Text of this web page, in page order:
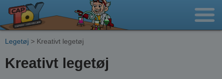
Legetøj > Kreativt legetøj
Kreativt legetøj